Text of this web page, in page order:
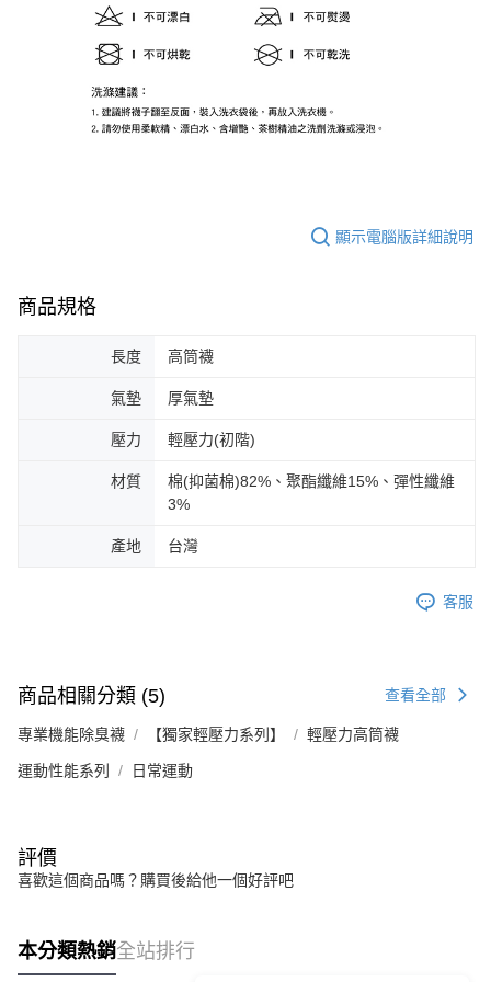
顯示電腦版詳細說明
商品規格
長度 高筒襪
氣墊 厚氣墊
壓力 輕壓力(初階)
材質
棉(抑菌棉)82%、聚酯纖維15%、彈性纖維
3%
產地 台灣
客服
商品相關分類 (5) 查看全部
專業機能除臭襪 【獨家輕壓力系列】 輕壓力高筒襪
運動性能系列 日常運動
評價
喜歡這個商品嗎？購買後給他一個好評吧
本分類熱銷全站排行
Footer客服
https://www.footer.com.tw/page/